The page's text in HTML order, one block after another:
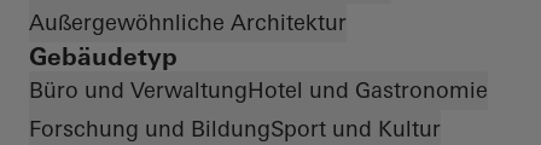
Außergewöhnliche Architektur
Gebäudetyp
Büro und VerwaltungHotel und Gastronomie
Forschung und BildungSport und Kultur